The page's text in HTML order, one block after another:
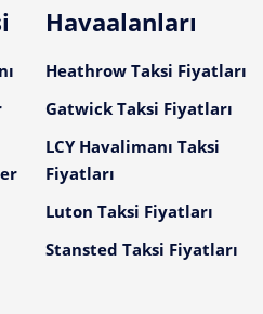
Havaalanları
Heathrow Taksi Fiyatları
Gatwick Taksi Fiyatları
LCY Havalimanı Taksi
Fiyatları
Luton Taksi Fiyatları
Stansted Taksi Fiyatları